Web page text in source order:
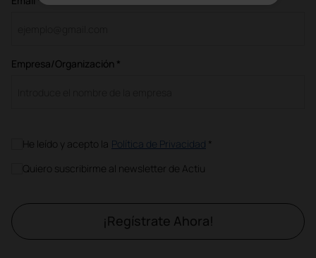
Empresa/Organización *
He leído y acepto la Política de Privacidad *
Quiero suscribirme al newsletter de Actiu
¡Regístrate Ahora!